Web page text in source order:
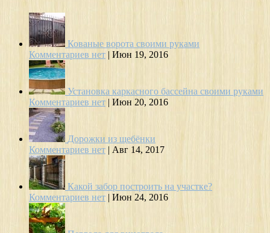
Кованые ворота своими руками
Комментариев нет | Июн 19, 2016
Установка каркасного бассейна своими руками
Комментариев нет | Июн 20, 2016
Дорожки из щебёнки
Комментариев нет | Авг 14, 2017
Какой забор построить на участке?
Комментариев нет | Июн 24, 2016